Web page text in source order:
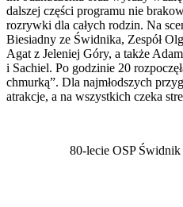
dalszej części programu nie
rozrywki dla całych rodzin. Na
Biesiadny ze Świdnika, Zespół
Agat z Jeleniej Góry, a także
i Sachiel. Po godzinie 20
chmurką”. Dla najmłodszych
atrakcje, a na wszystkich czeka
80-lecie OSP Świdnik